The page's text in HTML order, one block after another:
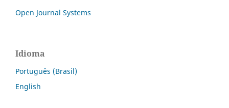
Open Journal Systems
Idioma
Português (Brasil)
English